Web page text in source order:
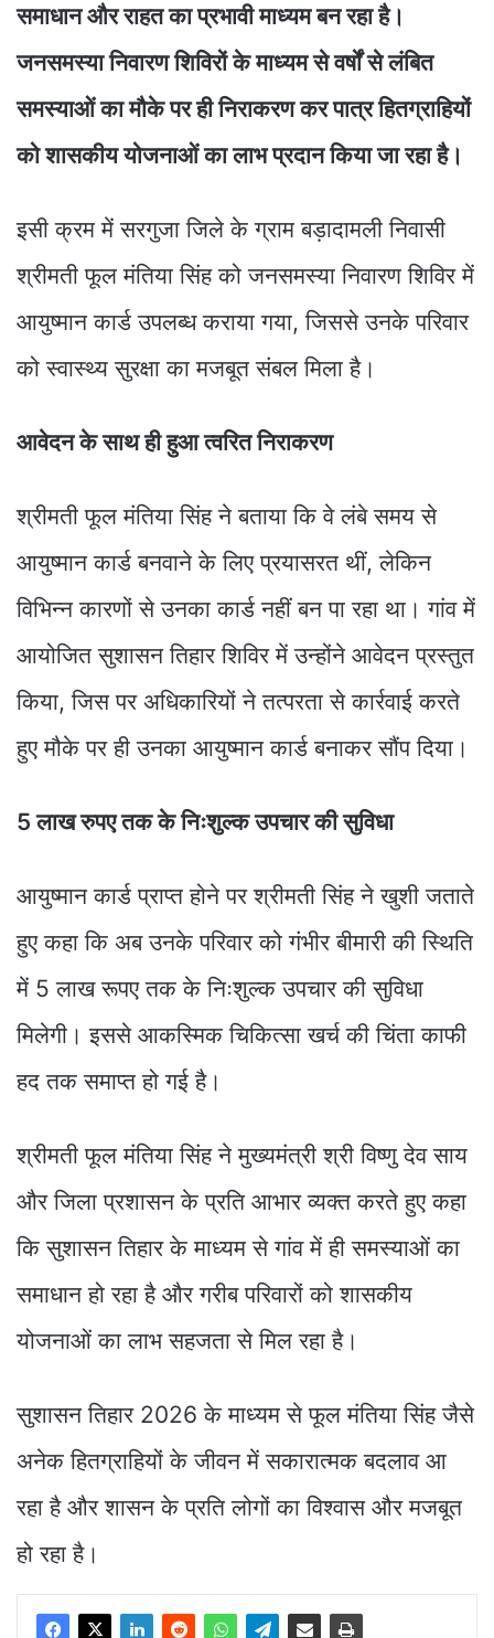
समाधान और राहत का प्रभावी माध्यम बन रहा है।
जनसमस्या निवारण शिविरों के माध्यम से वर्षों से लंबित
समस्याओं का मौके पर ही निराकरण कर पात्र हितग्राहियों
को शासकीय योजनाओं का लाभ प्रदान किया जा रहा है।
इसी क्रम में सरगुजा जिले के ग्राम बड़ादामली निवासी
श्रीमती फूल मंतिया सिंह को जनसमस्या निवारण शिविर में
आयुष्मान कार्ड उपलब्ध कराया गया, जिससे उनके परिवार
को स्वास्थ्य सुरक्षा का मजबूत संबल मिला है।
आवेदन के साथ ही हुआ त्वरित निराकरण
श्रीमती फूल मंतिया सिंह ने बताया कि वे लंबे समय से
आयुष्मान कार्ड बनवाने के लिए प्रयासरत थीं, लेकिन
विभिन्न कारणों से उनका कार्ड नहीं बन पा रहा था। गांव में
आयोजित सुशासन तिहार शिविर में उन्होंने आवेदन प्रस्तुत
किया, जिस पर अधिकारियों ने तत्परता से कार्रवाई करते
हुए मौके पर ही उनका आयुष्मान कार्ड बनाकर सौंप दिया।
5 लाख रुपए तक के निःशुल्क उपचार की सुविधा
आयुष्मान कार्ड प्राप्त होने पर श्रीमती सिंह ने खुशी जताते
हुए कहा कि अब उनके परिवार को गंभीर बीमारी की स्थिति
में 5 लाख रूपए तक के निःशुल्क उपचार की सुविधा
मिलेगी। इससे आकस्मिक चिकित्सा खर्च की चिंता काफी
हद तक समाप्त हो गई है।
श्रीमती फूल मंतिया सिंह ने मुख्यमंत्री श्री विष्णु देव साय
और जिला प्रशासन के प्रति आभार व्यक्त करते हुए कहा
कि सुशासन तिहार के माध्यम से गांव में ही समस्याओं का
समाधान हो रहा है और गरीब परिवारों को शासकीय
योजनाओं का लाभ सहजता से मिल रहा है।
सुशासन तिहार 2026 के माध्यम से फूल मंतिया सिंह जैसे
अनेक हितग्राहियों के जीवन में सकारात्मक बदलाव आ
रहा है और शासन के प्रति लोगों का विश्वास और मजबूत
हो रहा है।